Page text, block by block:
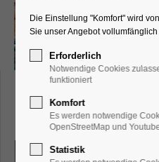
Villa
Die Einstellung "Komfort" wird
Sie unser Angebot
Erforderlich
Notwendige Cookies
funktioniert
Komfort
Es werden notwendige
OpenStreetMap und
Statistik